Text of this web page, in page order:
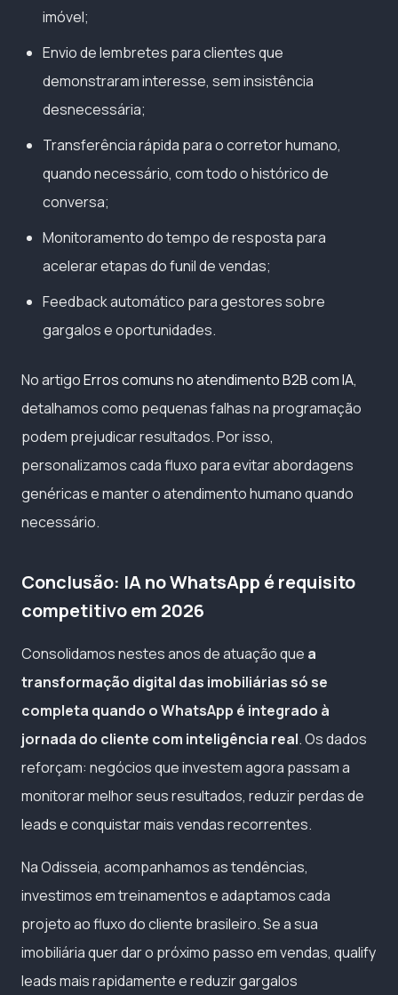
imóvel;
Envio de lembretes para clientes que
demonstraram interesse, sem insistência
desnecessária;
Transferência rápida para o corretor humano,
quando necessário, com todo o histórico de
conversa;
Monitoramento do tempo de resposta para
acelerar etapas do funil de vendas;
Feedback automático para gestores sobre
gargalos e oportunidades.
No artigoErros comuns no atendimento B2B com IA,
detalhamos como pequenas falhas na programação
podem prejudicar resultados. Por isso,
personalizamos cada fluxo para evitar abordagens
genéricas e manter o atendimento humano quando
necessário.
Conclusão: IA no WhatsApp é requisito
competitivo em 2026
Consolidamos nestes anos de atuação que a
transformação digital das imobiliárias só se
completa quando o WhatsApp é integrado à
jornada do cliente com inteligência real. Os dados
reforçam: negócios que investem agora passam a
monitorar melhor seus resultados, reduzir perdas de
leads e conquistar mais vendas recorrentes.
Na Odisseia, acompanhamos as tendências,
investimos em treinamentos e adaptamos cada
projeto ao fluxo do cliente brasileiro. Se a sua
imobiliária quer dar o próximo passo em vendas, qualify
leads mais rapidamente e reduzir gargalos